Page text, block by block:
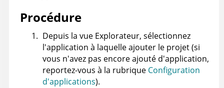
Procédure
Depuis la vue Explorateur, sélectionnez
l'application à laquelle ajouter le projet (si
vous n'avez pas encore ajouté d'application,
reportez-vous à la rubrique Configuration
d'applications).